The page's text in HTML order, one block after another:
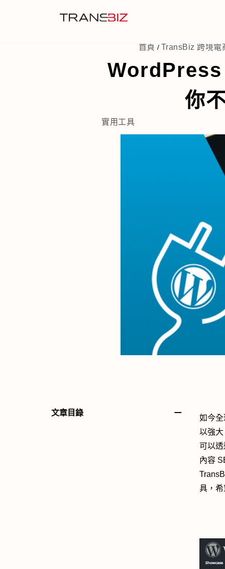
首頁 / TransBiz 跨境電
WordPress
你
實用工具
文章目錄 －
如今
以強
可以
內容
具，